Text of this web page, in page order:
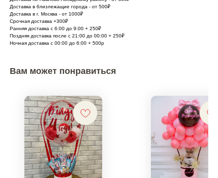
Доставка в близлежащие города - от 500₽
Доставка в г. Москва - от 1000₽
Срочная доставка +300₽
Ранняя доставка с 6:00 до 9:00 + 250₽
Поздняя доставка после с 21:00 до 00:00 + 250₽
Ночная доставка с 00:00 до 6:00 + 500р
Вам может понравиться